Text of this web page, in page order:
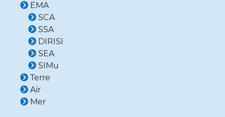
EMA
SCA
SSA
DIRISI
SEA
SIMu
Terre
Air
Mer